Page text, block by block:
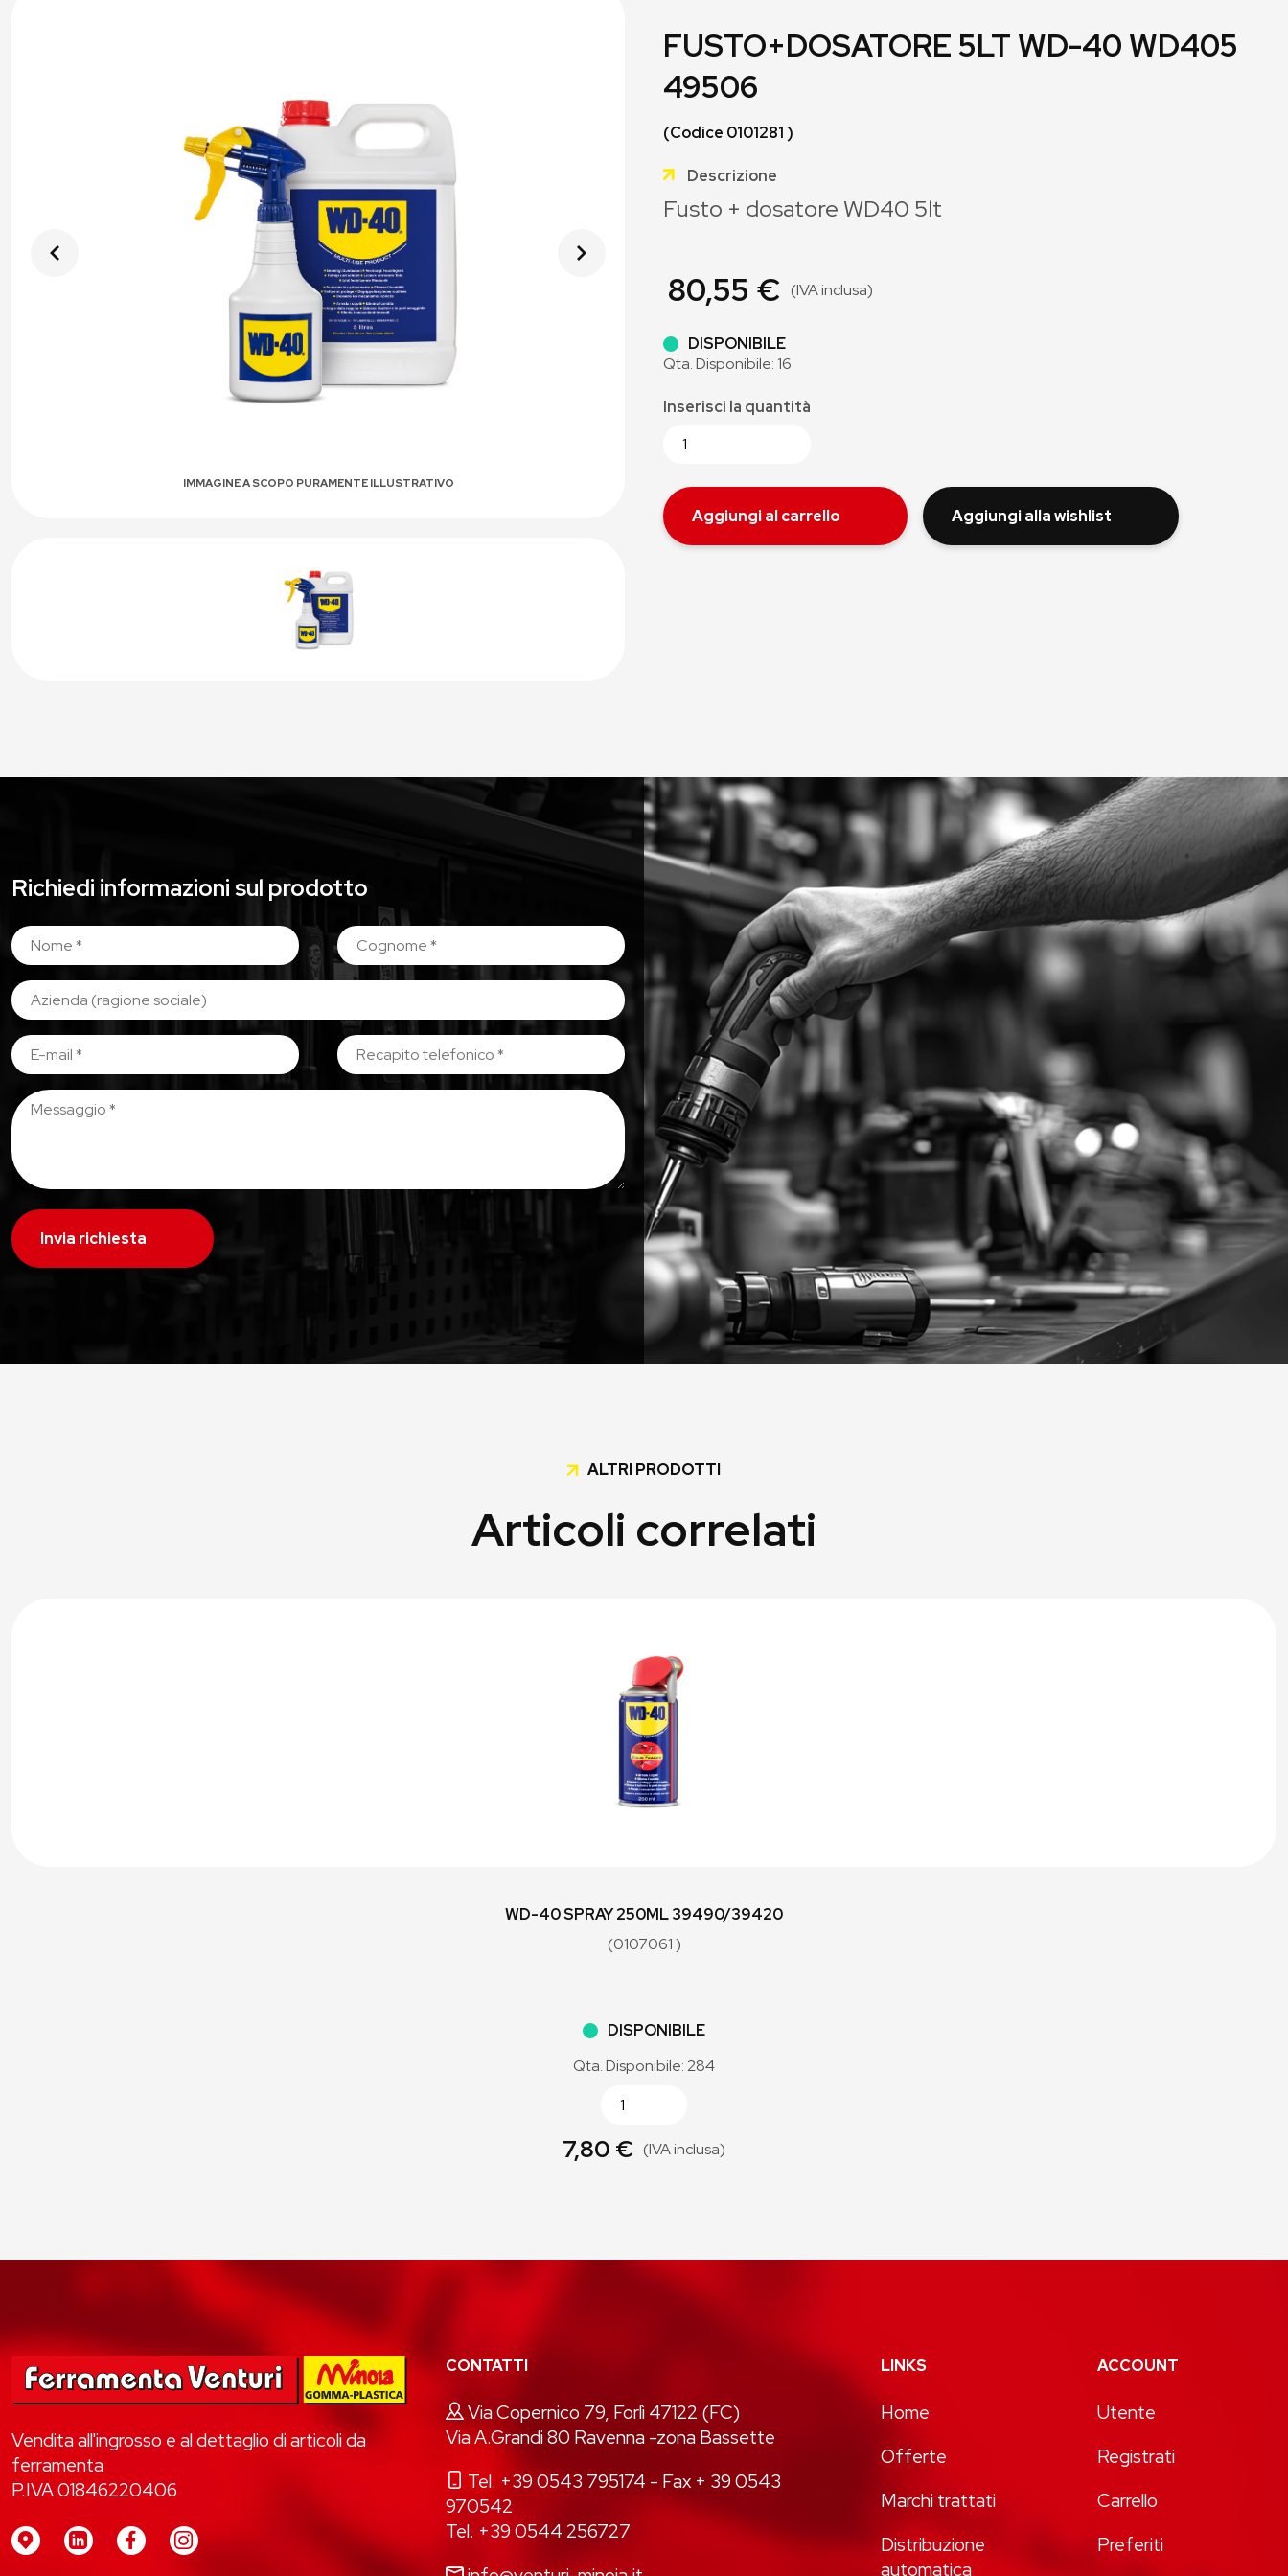
IMMAGINE A SCOPO PURAMENTE ILLUSTRATIVO
FUSTO+DOSATORE 5LT WD-40 WD405
49506
(Codice 0101281 )
Descrizione
Fusto + dosatore WD40 5lt
80,55 € (IVA inclusa)
DISPONIBILE
Qta. Disponibile: 16
Inserisci la quantità
Aggiungi al carrello Aggiungi alla wishlist
Richiedi informazioni sul prodotto
Invia richiesta
ALTRI PRODOTTI
Articoli correlati
WD-40 SPRAY 250ML 39490/39420
(0107061 )
DISPONIBILE
Qta. Disponibile: 284
7,80 € (IVA inclusa)
Vendita all'ingrosso e al dettaglio di articoli da
ferramenta
P.IVA 01846220406
CONTATTI
Via Copernico 79, Forlì 47122 (FC)
Via A.Grandi 80 Ravenna -zona Bassette
Tel. +39 0543 795174 - Fax + 39 0543
970542
Tel. +39 0544 256727
LINKS
Home
Offerte
Marchi trattati
Distribuzione
automatica
ACCOUNT
Utente
Registrati
Carrello
Preferiti